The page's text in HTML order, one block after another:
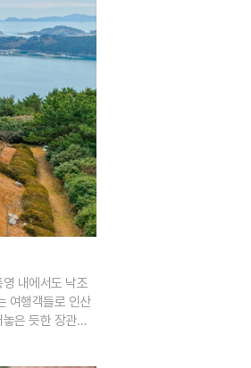
내에서도 낙조
여행객들로 인산
은 듯한 장관을